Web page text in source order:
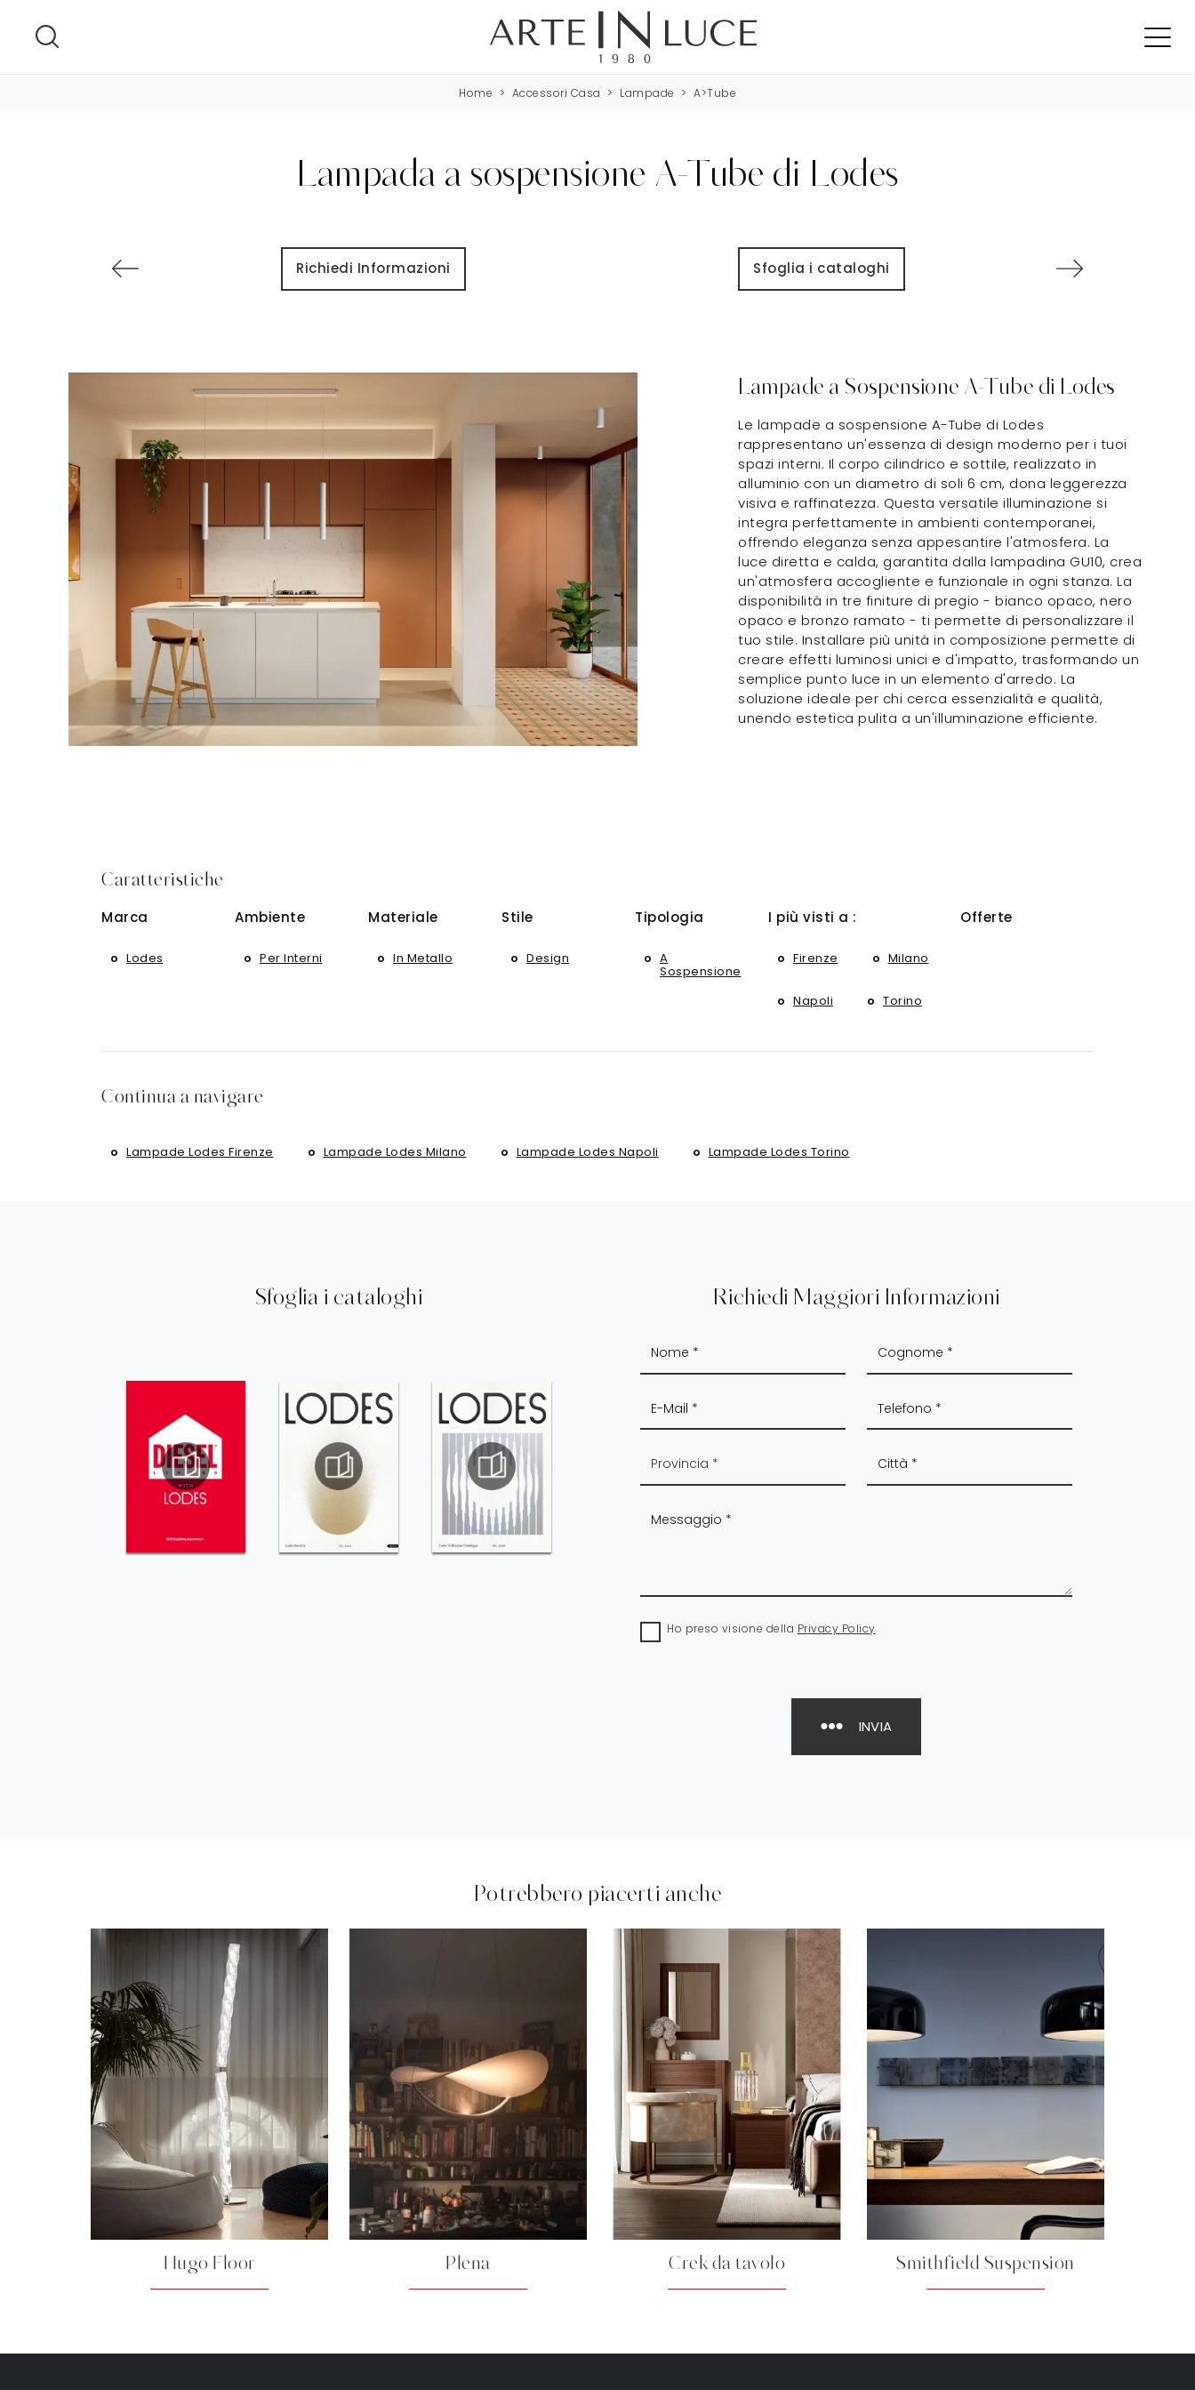
Home > Accessori Casa > Lampade > A>Tube
Lampada a sospensione A-Tube di Lodes
Richiedi Informazioni Sfoglia i cataloghi
Lampade a Sospensione A-Tube di Lodes
Le lampade a sospensione A-Tube di Lodes
rappresentano un'essenza di design moderno per i tuoi
spazi interni. Il corpo cilindrico e sottile, realizzato in
alluminio con un diametro di soli 6 cm, dona leggerezza
visiva e raffinatezza. Questa versatile illuminazione si
integra perfettamente in ambienti contemporanei,
offrendo eleganza senza appesantire l'atmosfera. La
luce diretta e calda, garantita dalla lampadina GU10, crea
un'atmosfera accogliente e funzionale in ogni stanza. La
disponibilità in tre finiture di pregio - bianco opaco, nero
opaco e bronzo ramato - ti permette di personalizzare il
tuo stile. Installare più unità in composizione permette di
creare effetti luminosi unici e d'impatto, trasformando un
semplice punto luce in un elemento d'arredo. La
soluzione ideale per chi cerca essenzialità e qualità,
unendo estetica pulita a un'illuminazione efficiente.
Caratteristiche
Marca
Lodes
Ambiente
Per Interni
Materiale
In Metallo
Stile
Design
Tipologia
A
Sospensione
I più visti a :
Firenze Milano
Napoli Torino
Offerte
Continua a navigare
Lampade Lodes Firenze Lampade Lodes Milano Lampade Lodes Napoli Lampade Lodes Torino
Sfoglia i cataloghi Richiedi Maggiori Informazioni
Ho preso visione della Privacy Policy
INVIA
Potrebbero piacerti anche
Hugo Floor Plena Crek da tavolo Smithfield Suspension